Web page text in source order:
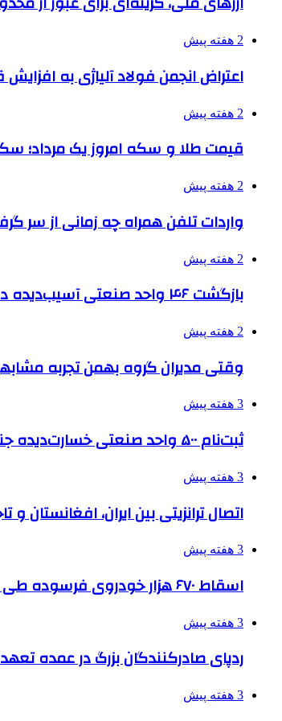
2 هفته پیش
اعتراض انجمن فولاد آلیاژی به
2 هفته پیش
قیمت طلا و سکه امروز یک مرداد؛ سکه در مرز ۱۸۹
2 هفته پیش
واردات تلفن همراه چه زمانی از سر
2 هفته پیش
بازگشت ۴۶ واحد صنعتی آسیب‌دیده دو جنگ اخیر البرز به چرخه تولید
2 هفته پیش
وقتی مدیران گروه بهمن تجربه
3 هفته پیش
ثبت‌نام ۵۰۰ واحد صنعتی خسارت‌دیده جنگ برای دریافت تسهیلات
3 هفته پیش
اتصال ترانزیتی بین ایران، افغانستان و
3 هفته پیش
اسقاط ۶۷۰ هزار خودروی فرسوده طی ۳ سال
3 هفته پیش
ردپای صادرکنندگان بزرگ در عمده
3 هفته پیش